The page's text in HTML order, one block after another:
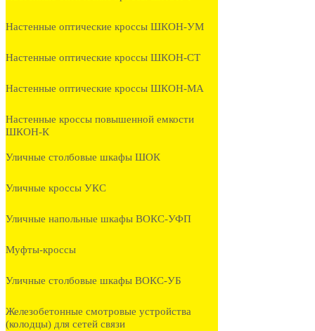
Настенные оптические кроссы ШКОН-УМ
Настенные оптические кроссы ШКОН-СТ
Настенные оптические кроссы ШКОН-МА
Настенные кроссы повышенной емкости
ШКОН-К
Уличные столбовые шкафы ШОК
Уличные кроссы УКС
Уличные напольные шкафы ВОКС-УФП
Муфты-кроссы
Уличные столбовые шкафы ВОКС-УБ
Железобетонные смотровые устройства
(колодцы) для сетей связи